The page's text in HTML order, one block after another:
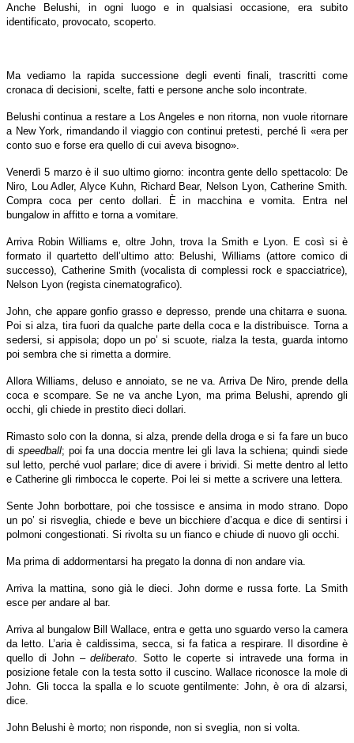
Anche Belushi, in ogni luogo e in qualsiasi occasione, era subito
identificato, provocato, scoperto.
Ma vediamo la rapida successione degli eventi finali, trascritti come
cronaca di decisioni, scelte, fatti e persone anche solo incontrate.
Belushi continua a restare a Los Angeles e non ritorna, non vuole ritornare
a New York, rimandando il viaggio con continui pretesti, perché lì «era per
conto suo e forse era quello di cui aveva bisogno».
Venerdì 5 marzo è il suo ultimo giorno: incontra gente dello spettacolo: De
Niro, Lou Adler, Alyce Kuhn, Richard Bear, Nelson Lyon, Catherine Smith.
Compra coca per cento dollari. È in macchina e vomita. Entra nel
bungalow in affitto e torna a vomitare.
Arriva Robin Williams e, oltre John, trova la Smith e Lyon. E così si è
formato il quartetto dell’ultimo atto: Belushi, Williams (attore comico di
successo), Catherine Smith (vocalista di complessi rock e spacciatrice),
Nelson Lyon (regista cinematografico).
John, che appare gonfio grasso e depresso, prende una chitarra e suona.
Poi si alza, tira fuori da qualche parte della coca e la distribuisce. Torna a
sedersi, si appisola; dopo un po’ si scuote, rialza la testa, guarda intorno
poi sembra che si rimetta a dormire.
Allora Williams, deluso e annoiato, se ne va. Arriva De Niro, prende della
coca e scompare. Se ne va anche Lyon, ma prima Belushi, aprendo gli
occhi, gli chiede in prestito dieci dollari.
Rimasto solo con la donna, si alza, prende della droga e si fa fare un buco
di speedball; poi fa una doccia mentre lei gli lava la schiena; quindi siede
sul letto, perché vuol parlare; dice di avere i brividi. Si mette dentro al letto
e Catherine gli rimbocca le coperte. Poi lei si mette a scrivere una lettera.
Sente John borbottare, poi che tossisce e ansima in modo strano. Dopo
un po’ si risveglia, chiede e beve un bicchiere d’acqua e dice di sentirsi i
polmoni congestionati. Si rivolta su un fianco e chiude di nuovo gli occhi.
Ma prima di addormentarsi ha pregato la donna di non andare via.
Arriva la mattina, sono già le dieci. John dorme e russa forte. La Smith
esce per andare al bar.
Arriva al bungalow Bill Wallace, entra e getta uno sguardo verso la camera
da letto. L’aria è caldissima, secca, si fa fatica a respirare. Il disordine è
quello di John –deliberato. Sotto le coperte si intravede una forma in
posizione fetale con la testa sotto il cuscino. Wallace riconosce la mole di
John. Gli tocca la spalla e lo scuote gentilmente: John, è ora di alzarsi,
dice.
John Belushi è morto; non risponde, non si sveglia, non si volta.